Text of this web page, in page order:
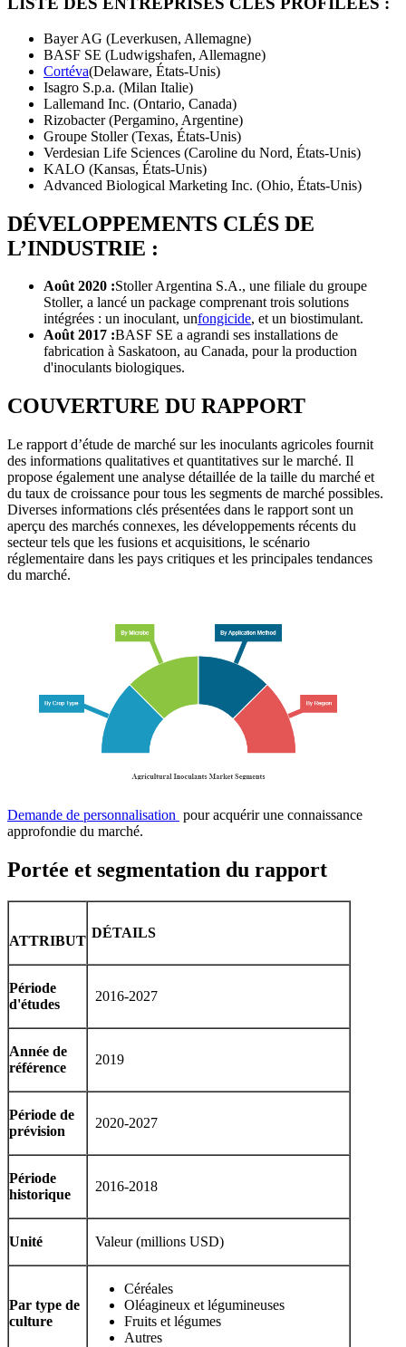
Bayer AG (Leverkusen, Allemagne)
BASF SE (Ludwigshafen, Allemagne)
Cortéva(Delaware, États-Unis)
Isagro S.p.a. (Milan Italie)
Lallemand Inc. (Ontario, Canada)
Rizobacter (Pergamino, Argentine)
Groupe Stoller (Texas, États-Unis)
Verdesian Life Sciences (Caroline du Nord, États-Unis)
KALO (Kansas, États-Unis)
Advanced Biological Marketing Inc. (Ohio, États-Unis)
DÉVELOPPEMENTS CLÉS DE
L’INDUSTRIE :
Août 2020 :Stoller Argentina S.A., une filiale du groupe
Stoller, a lancé un package comprenant trois solutions
intégrées : un inoculant, unfongicide, et un biostimulant.
Août 2017 :BASF SE a agrandi ses installations de
fabrication à Saskatoon, au Canada, pour la production
d'inoculants biologiques.
COUVERTURE DU RAPPORT
Le rapport d’étude de marché sur les inoculants agricoles fournit
des informations qualitatives et quantitatives sur le marché. Il
propose également une analyse détaillée de la taille du marché et
du taux de croissance pour tous les segments de marché possibles.
Diverses informations clés présentées dans le rapport sont un
aperçu des marchés connexes, les développements récents du
secteur tels que les fusions et acquisitions, le scénario
réglementaire dans les pays critiques et les principales tendances
du marché.
Demande de personnalisation pour acquérir une connaissance
approfondie du marché.
Portée et segmentation du rapport
ATTRIBUT
DÉTAILS
Période
d'études
2016-2027
Année de
référence
2019
Période de
prévision
2020-2027
Période
historique
2016-2018
Unité Valeur (millions USD)
Par type de
culture
Céréales
Oléagineux et légumineuses
Fruits et légumes
Autres